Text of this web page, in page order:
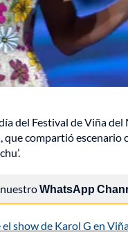
del Festival de Viña del
que compartió escenario
WhatsApp
el show de Karol G en